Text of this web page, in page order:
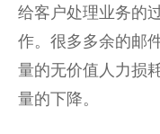
给客户处理业务的
作。很多多余的邮
量的无价值人力损
量的下降。